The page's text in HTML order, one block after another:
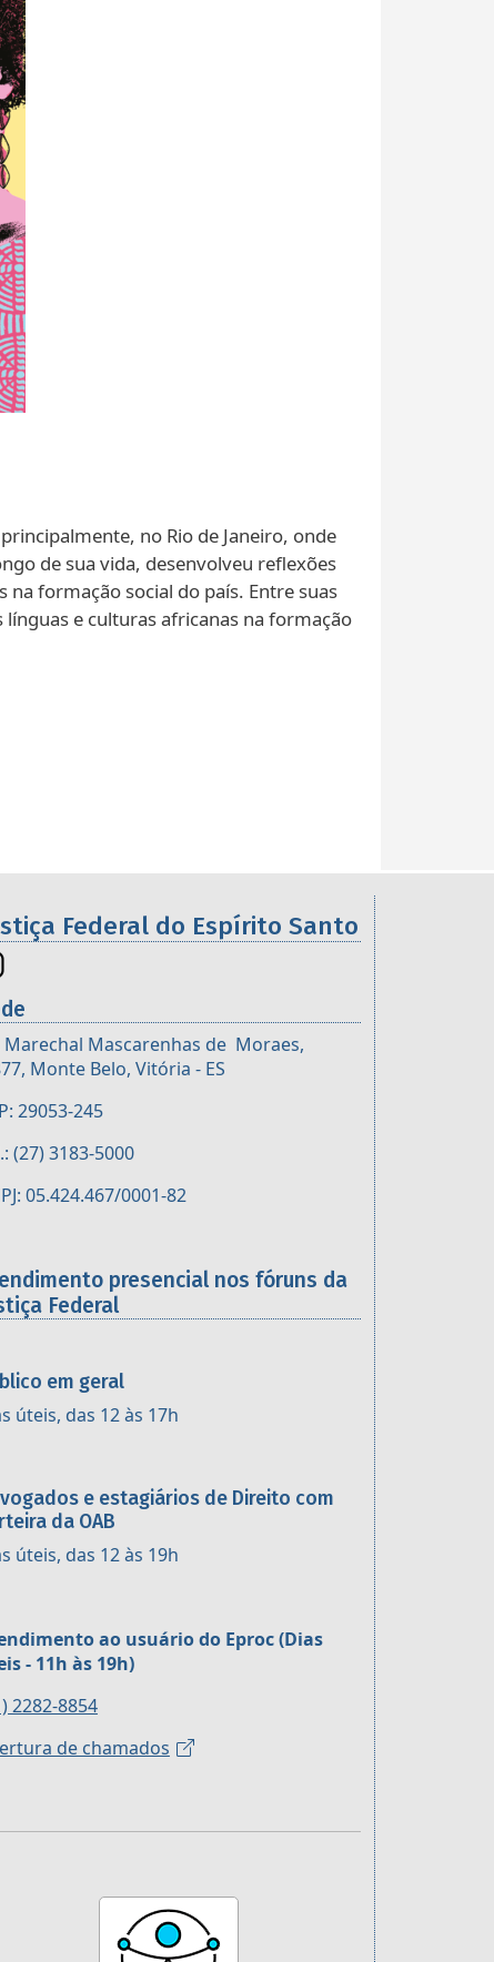
no Rio de Janeiro, onde
de sua vida, desenvolveu reflexões
formação social do país. Entre suas
e culturas africanas na formação
Federal do Espírito Santo
Marechal Mascarenhas de Moraes,
Monte Belo, Vitória - ES
29053-245
(27) 3183-5000
05.424.467/0001-82
presencial nos fóruns da
Federal
em geral
úteis, das 12 às 17h
e estagiários de Direito com
da OAB
úteis, das 12 às 19h
ao usuário do Eproc (Dias
- 11h às 19h)
2282-8854
de chamados